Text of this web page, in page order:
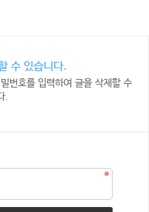
수 있습니다.
번호를 입력하여 글을 삭제할 수
.